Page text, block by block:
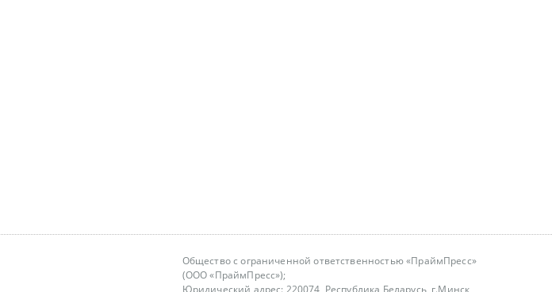
Общество с ограниченной ответственностью «ПраймПресс»
(ООО «ПраймПресс»);
Юридический адрес: 220074, Республика Беларусь, г.Минск